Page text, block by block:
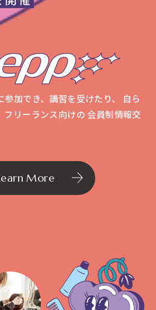
加でき、講習を受けたり、
⾃ら
フリーランス向けの 会員制情報交
More